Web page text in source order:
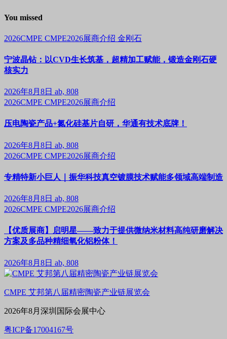
You missed
2026CMPE CMPE2026展商介绍 金刚石
宁波晶钻：以CVD生长筑基，超精加工赋能，锻造金刚石硬
核实力
2026年8月8日 ab, 808
2026CMPE CMPE2026展商介绍
压电陶瓷产品+氮化硅基片自研，华通有技术底牌！
2026年8月8日 ab, 808
2026CMPE CMPE2026展商介绍
专精特新小巨人｜振华科技真空镀膜技术赋能多领域高端制造
2026年8月8日 ab, 808
2026CMPE CMPE2026展商介绍
【优质展商】启明星——致力于提供微纳米材料高纯研磨解决
方案及多品种精细氧化铝粉体！
2026年8月8日 ab, 808
CMPE 艾邦第八届精密陶瓷产业链展览会
2026年8月深圳国际会展中心
粤ICP备17004167号